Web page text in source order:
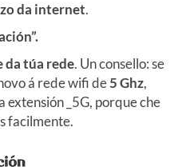
da internet.
da túa rede. Un consello: se
á rede wifi de5 Ghz,
extensión _5G, porque che
facilmente.